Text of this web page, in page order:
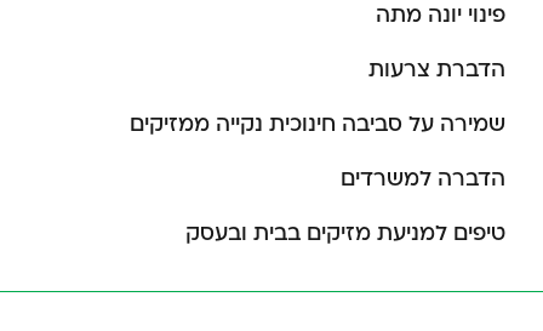
פינוי יונה מתה
הדברת צרעות
שמירה על סביבה חינוכית נקייה ממזיקים
הדברה למשרדים
טיפים למניעת מזיקים בבית ובעסק